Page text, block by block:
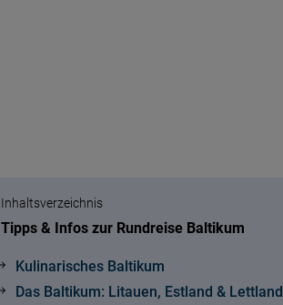
Inhaltsverzeichnis
Tipps & Infos zur Rundreise Baltikum
Kulinarisches Baltikum
Das Baltikum: Litauen, Estland & Lettland